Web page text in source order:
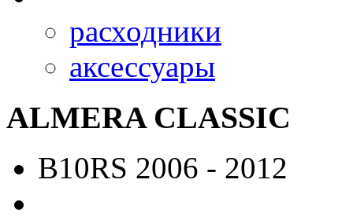
расходники
аксессуары
ALMERA CLASSIC
B10RS 2006 - 2012